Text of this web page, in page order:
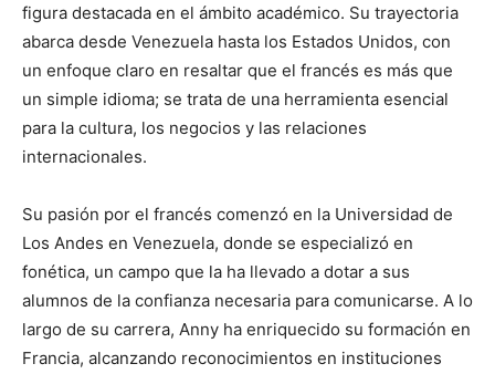
figura destacada en el ámbito académico. Su trayectoria
abarca desde Venezuela hasta los Estados Unidos, con
un enfoque claro en resaltar que el francés es más que
un simple idioma; se trata de una herramienta esencial
para la cultura, los negocios y las relaciones
internacionales.
Su pasión por el francés comenzó en la Universidad de
Los Andes en Venezuela, donde se especializó en
fonética, un campo que la ha llevado a dotar a sus
alumnos de la confianza necesaria para comunicarse. A lo
largo de su carrera, Anny ha enriquecido su formación en
Francia, alcanzando reconocimientos en instituciones